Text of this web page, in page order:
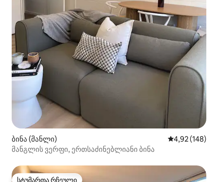
ბინა (მანლი) საშუალო
4,92 (148)
მანგლის ვერფი, ერთსაძინებლიანი ბინა
სტუმართა რჩეული